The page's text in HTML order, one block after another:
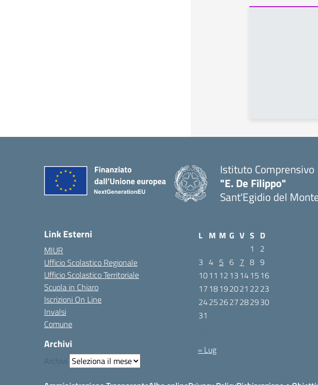
Istituto Comprensivo
"E. De Filippo"
Sant'Egidio del
Link Esterni
MIUR
Ufficio Scolastico Regionale
Ufficio Scolastico Territoriale
Scuola in Chiaro
Iscrizioni On Line
Invalsi
Comune
Archivi
Archivi
L M M G V S D
1
2
3 4 5 6 7 8 9
1011 12 13 1415 16
17 18192021 2223
24252627282930
31
« Lug